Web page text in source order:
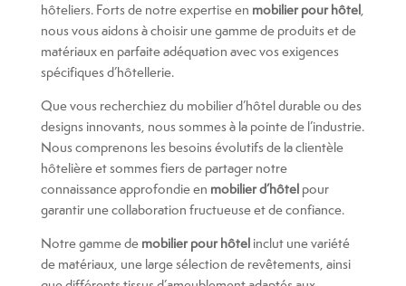
hôteliers. Forts de notre expertise en mobilier pour hôtel,
nous vous aidons à choisir une gamme de produits et de
matériaux en parfaite adéquation avec vos exigences
spécifiques d’hôtellerie.
Que vous recherchiez du mobilier d’hôtel durable ou des
designs innovants, nous sommes à la pointe de l’industrie.
Nous comprenons les besoins évolutifs de la clientèle
hôtelière et sommes fiers de partager notre
connaissance approfondie en mobilier d’hôtelpour
garantir une collaboration fructueuse et de confiance.
Notre gamme de mobilier pour hôtelinclut une variété
de matériaux, une large sélection de revêtements, ainsi